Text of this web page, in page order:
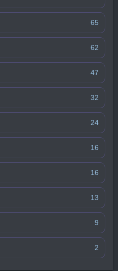
65
62
47
32
24
16
16
13
9
2